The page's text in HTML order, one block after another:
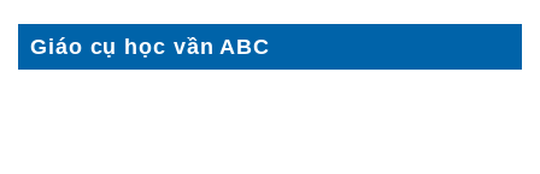
Giáo cụ học vần ABC